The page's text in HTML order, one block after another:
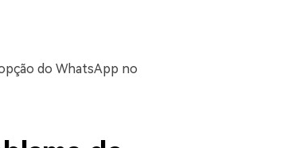
do WhatsApp no